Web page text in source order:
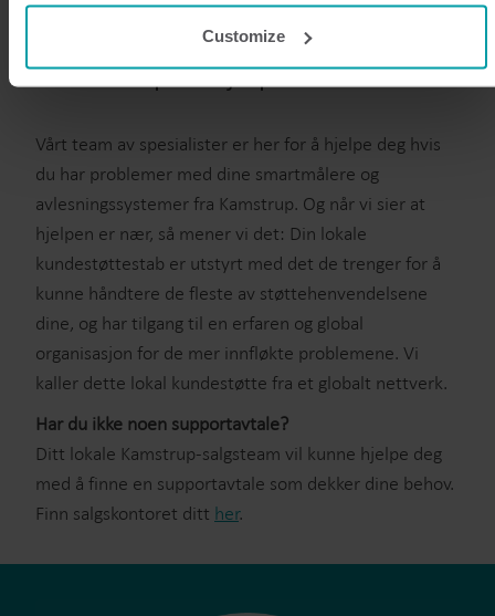
You can at any time change or withdraw your consent from
the Cookie Declaration
here
Customize
Med en serviceavtale fra
Kamstrup er hjelpen alltid nær
Vårt team av spesialister er her for å hjelpe deg hvis
du har problemer med dine smartmålere og
avlesningssystemer fra Kamstrup. Og når vi sier at
hjelpen er nær, så mener vi det: Din lokale
kundestøttestab er utstyrt med det de trenger for å
kunne håndtere de fleste av støttehenvendelsene
dine, og har tilgang til en erfaren og global
organisasjon for de mer innfløkte problemene. Vi
kaller dette lokal kundestøtte fra et globalt nettverk.
Har du ikke noen supportavtale?
Ditt lokale Kamstrup-salgsteam vil kunne hjelpe deg
med å finne en supportavtale som dekker dine behov.
Finn salgskontoret ditt her.